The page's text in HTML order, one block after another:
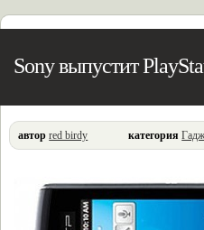
Sony выпустит
автор red birdy категория